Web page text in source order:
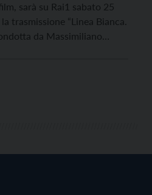
sarà su Rai1 sabato 25
trasmissione “Linea Bianca.
da Massimiliano